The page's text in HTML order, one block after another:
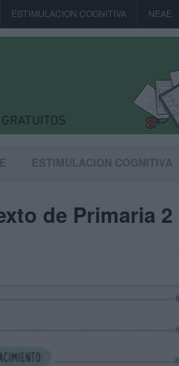
ESTIMULACION COGNITIVA NEAE
ESTIMULACION COGNITIVA
de Primaria 2